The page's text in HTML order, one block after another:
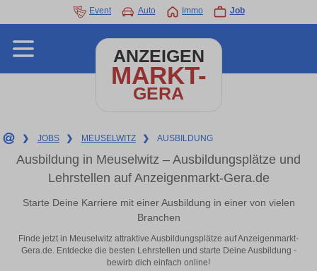
Event Auto Immo Job
ANZEIGEN
MARKT-
GERA
❯ JOBS ❯ MEUSELWITZ ❯ AUSBILDUNG
Ausbildung in Meuselwitz – Ausbildungsplätze und
Lehrstellen auf Anzeigenmarkt-Gera.de
Starte Deine Karriere mit einer Ausbildung in einer von vielen
Branchen
Finde jetzt in Meuselwitz attraktive Ausbildungsplätze auf Anzeigenmarkt-
Gera.de. Entdecke die besten Lehrstellen und starte Deine Ausbildung -
bewirb dich einfach online!